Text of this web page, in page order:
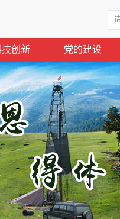
技创新 党的建设